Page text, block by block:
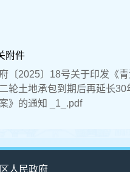
附件
〔2025〕18号关于印发《
轮土地承包到期后再延长30
》的通知 _1_.pdf
人民政府